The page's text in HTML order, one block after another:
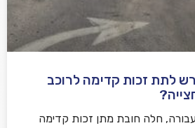
שלח משוב
לתת זכות קדימה לרוכב
חלה חובת מתן זכות קדימה